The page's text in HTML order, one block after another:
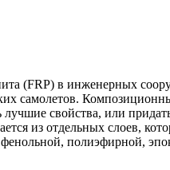
(FRP) в инженерных
самолетов.
свойства, или
из отдельных слоев,
полиэфирной,